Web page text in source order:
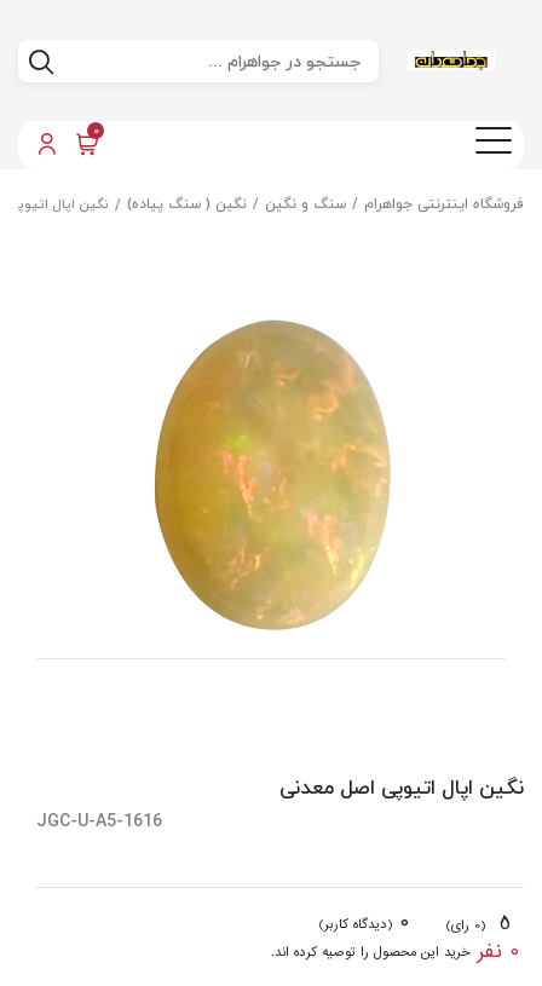
0
فروشگاه اینترنتی جواهرام سنگ و نگین نگین ( سنگ پیاده) نگین اپال
نگین اپال اتیوپی اصل معدنی
JGC-U-A5-1616
(0 رای) 0 (دیدگاه کاربر)
0 نفر خرید این محصول را توصیه کرده اند.